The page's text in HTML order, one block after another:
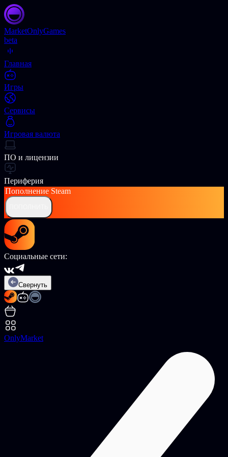
MarketOnlyGames
beta
Главная
Игры
Сервисы
Игровая валюта
ПО и лицензии
Периферия
Пополнение Steam
Социальные сети:
Свернуть
OnlyMarket